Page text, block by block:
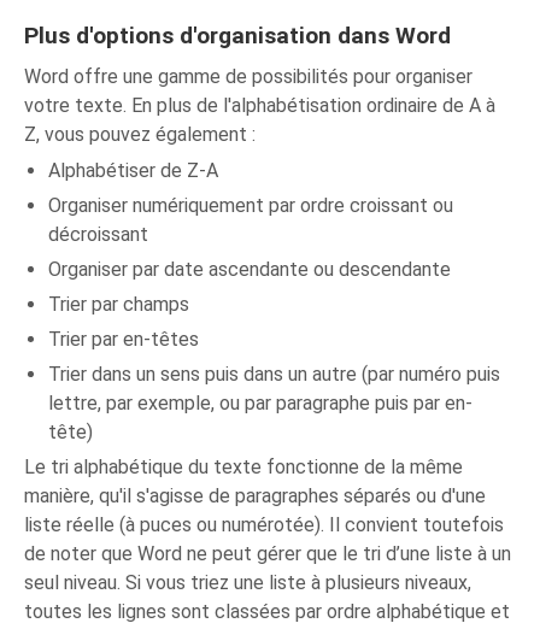
Plus d'options d'organisation dans Word
Word offre une gamme de possibilités pour organiser
votre texte. En plus de l'alphabétisation ordinaire de A à
Z, vous pouvez également :
Alphabétiser de Z-A
Organiser numériquement par ordre croissant ou
décroissant
Organiser par date ascendante ou descendante
Trier par champs
Trier par en-têtes
Trier dans un sens puis dans un autre (par numéro puis
lettre, par exemple, ou par paragraphe puis par en-
tête)
Le tri alphabétique du texte fonctionne de la même
manière, qu'il s'agisse de paragraphes séparés ou d'une
liste réelle (à puces ou numérotée). Il convient toutefois
de noter que Word ne peut gérer que le tri d’une liste à un
seul niveau. Si vous triez une liste à plusieurs niveaux,
toutes les lignes sont classées par ordre alphabétique et